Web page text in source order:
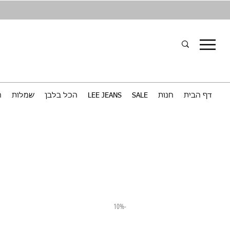
דף הבית חנות SALE
LEE JEANS הכל בלבן שמלות
-10%